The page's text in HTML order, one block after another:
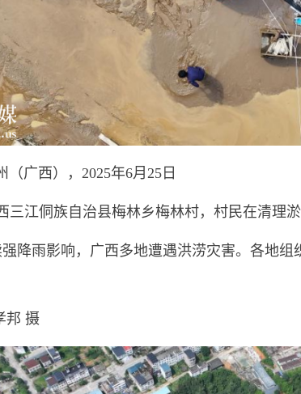
（广西），2025年6月25日
三江侗族自治县梅林乡梅林村，村民在清理
降雨影响，广西多地遭遇洪涝灾害。各地
邦 摄